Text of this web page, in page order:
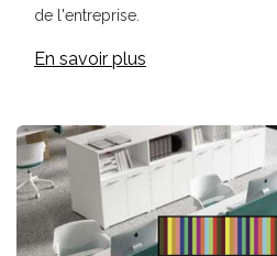
de l'entreprise.
En savoir plus